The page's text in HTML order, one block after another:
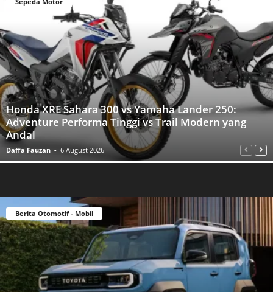
Honda XRE Sahara 300 vs Yamaha Lander 250:
Adventure Performa Tinggi vs Trail Modern yang
Andal
Daffa Fauzan - 6 August 2026
Berita Otomotif - Mobil